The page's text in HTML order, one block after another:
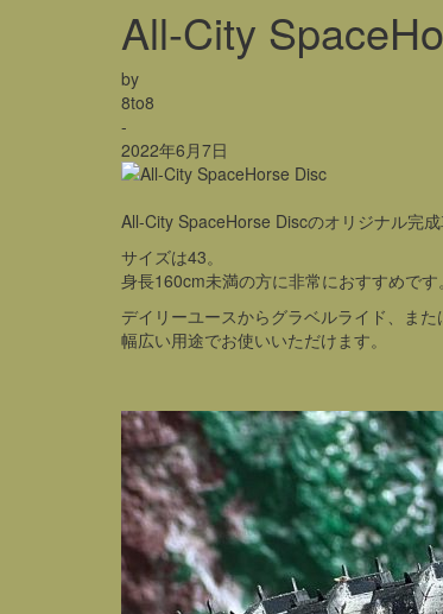
All-City
by
8to8
-
2022年6月7日
All-City SpaceHorse Discのオリジナル完成
サイズは43。
身長160cm未満の方に非常におすすめです。
デイリーユースからグラベルライド、また
幅広い用途でお使いいただけます。